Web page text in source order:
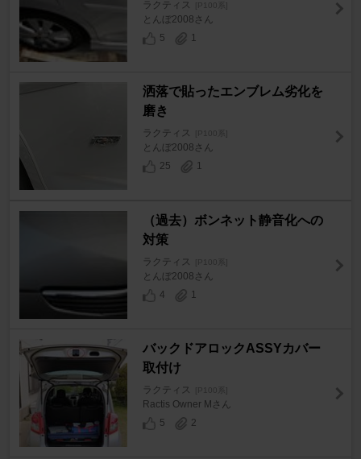
ラクティス [P100系]
とんぼ2008さん
5
1
洒落で貼ったエンブレム劣化を
磨き
ラクティス [P100系]
とんぼ2008さん
25
1
（過去）ボンネット静音化への
対策
ラクティス [P100系]
とんぼ2008さん
4
1
バックドアロックASSYカバー
取付け
ラクティス [P100系]
Ractis Owner Mさん
5
2